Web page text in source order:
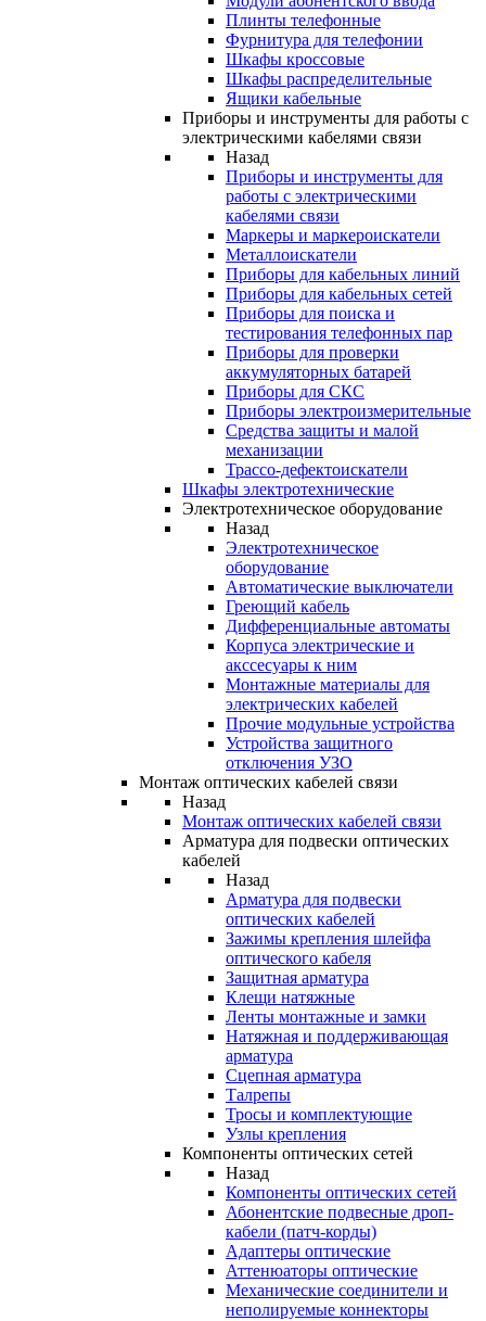
Плинты телефонные
Фурнитура для телефонии
Шкафы кроссовые
Шкафы распределительные
Ящики кабельные
Приборы и инструменты для работы с
электрическими кабелями связи
Назад
Приборы и инструменты для
работы с электрическими
кабелями связи
Маркеры и маркероискатели
Металлоискатели
Приборы для кабельных линий
Приборы для кабельных сетей
Приборы для поиска и
тестирования телефонных пар
Приборы для проверки
аккумуляторных батарей
Приборы для СКС
Приборы электроизмерительные
Средства защиты и малой
механизации
Трассо-дефектоискатели
Шкафы электротехнические
Электротехническое оборудование
Назад
Электротехническое
оборудование
Автоматические выключатели
Греющий кабель
Дифференциальные автоматы
Корпуса электрические и
акссесуары к ним
Монтажные материалы для
электрических кабелей
Прочие модульные устройства
Устройства защитного
отключения УЗО
Монтаж оптических кабелей связи
Назад
Монтаж оптических кабелей связи
Арматура для подвески оптических
кабелей
Назад
Арматура для подвески
оптических кабелей
Зажимы крепления шлейфа
оптического кабеля
Защитная арматура
Клещи натяжные
Ленты монтажные и замки
Натяжная и поддерживающая
арматура
Сцепная арматура
Талрепы
Тросы и комплектующие
Узлы крепления
Компоненты оптических сетей
Назад
Компоненты оптических сетей
Абонентские подвесные дроп-
кабели (патч-корды)
Адаптеры оптические
Аттенюаторы оптические
Механические соединители и
неполируемые коннекторы